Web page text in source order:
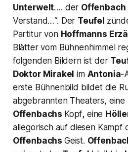
Unterwelt…. der Offenbach
Verstand…“. Der Teufel
Partitur von Hoffmanns
Blätter vom Bühnenhimmel
folgenden Bildern ist der
Doktor Mirakel im Antonia-
erste Bühnenbild bildet die
abgebrannten Theaters,
Offenbachs Kopf, eine
allegorisch auf diesen Kampf
Offenbachs Geist.